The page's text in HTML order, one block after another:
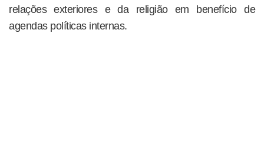
relações exteriores e da religião em benefício de
agendas políticas internas.